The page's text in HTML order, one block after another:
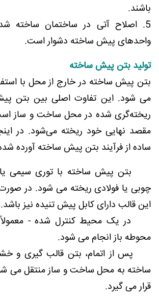
باشند.
5. اصلاح آتی در ساختمان ساخته
واحدهای پیش ساخته دشوار است.
تولید بتن پیش ساخته
بتن پیش ساخته در خارج از محل با
می شود. این تفاوت اصلی بین بتن
ریخته‌گری شده در محل ساخت و ساز
مقصد نهایی خود ریخته می‌شود. در
ساده از فرآیند بتن پیش ساخته آورده
بتن پیش ساخته با توری سیمی یا
چوبی یا فولادی ریخته می شود. در
این قالب دارای کابل پیش تنیده نیز باشد.
در یک محیط کنترل شده - معمولاً
محوطه باز انجام می شود.
پس از اتمام، بتن قالب گیری و
ساخته به محل ساخت و ساز منتقل می
قرار می گیرد.